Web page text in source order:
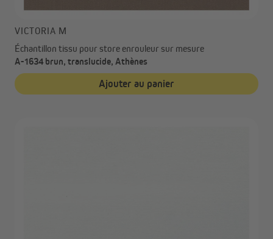
VICTORIA M
Échantillon tissu pour store enrouleur sur mesure
A-1634 brun, translucide, Athènes
Ajouter au panier